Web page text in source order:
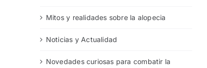
Mitos y realidades sobre la alopecia
Noticias y Actualidad
Novedades curiosas para combatir la